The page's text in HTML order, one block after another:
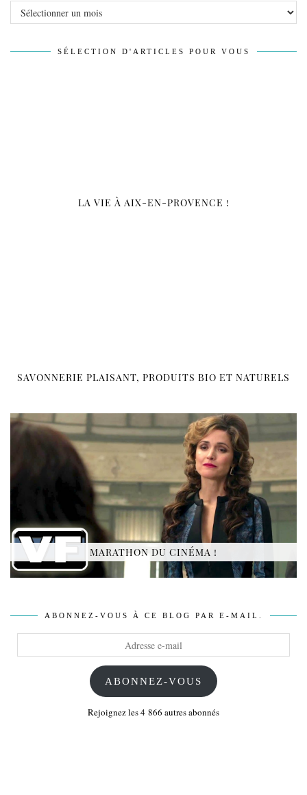
SÉLECTION D'ARTICLES POUR VOUS
LA VIE À AIX-EN-PROVENCE !
SAVONNERIE PLAISANT, PRODUITS BIO ET NATURELS
MARATHON DU CINÉMA !
ABONNEZ-VOUS À CE BLOG PAR E-MAIL.
ABONNEZ-VOUS
Rejoignez les 4 866 autres abonnés